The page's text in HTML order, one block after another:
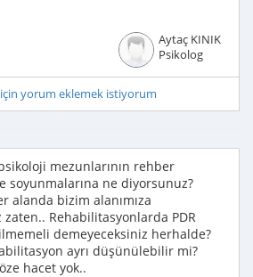
Aytaç KINIK
Psikolog
yorum eklemek istiyorum
mezunlarının rehber
soyunmalarına ne diyorsunuz?
alanda bizim alanımıza
Rehabilitasyonlarda PDR
demeyeceksiniz herhalde?
ayrı düşünülebilir mi?
hacet yok..